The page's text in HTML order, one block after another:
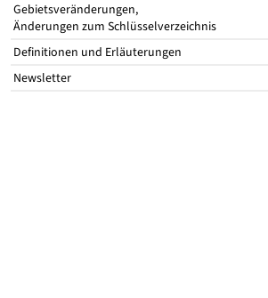
Gebietsveränderungen,
Änderungen zum Schlüsselverzeichnis
Definitionen und Erläuterungen
Newsletter